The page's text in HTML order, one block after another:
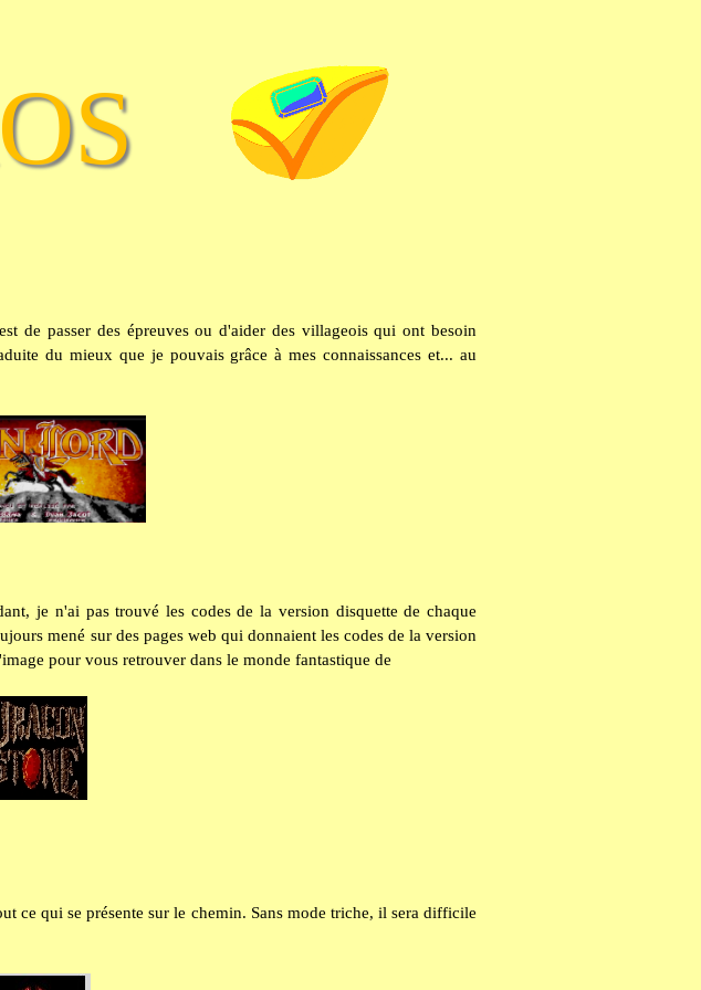
de passer des épreuves ou d'aider des villageois qui ont besoin
du mieux que je pouvais grâce à mes connaissances et... au
je n'ai pas trouvé les codes de la version disquette de chaque
mené sur des pages web qui donnaient les codes de la version
pour vous retrouver dans le monde fantastique de
ce qui se présente sur le chemin. Sans mode triche, il sera difficile